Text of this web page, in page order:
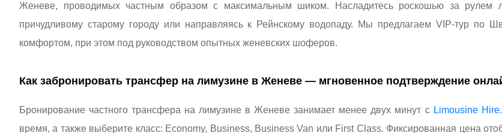
Женеве, проводимых частным образом с максимальным шиком. Насладитесь роскошью за рулем
причудливому старому городу или направляясь к Рейнскому водопаду. Мы предлагаем VIP-тур по
комфортом, при этом под руководством опытных женевских шоферов.
Как забронировать трансфер на лимузине в Женеве — мгновенное подтверждение
Бронирование частного трансфера на лимузине в Женеве занимает менее двух минут с Limousine Hire
время, а также выберите класс: Economy, Business, Business Van или First Class. Фиксированная цена